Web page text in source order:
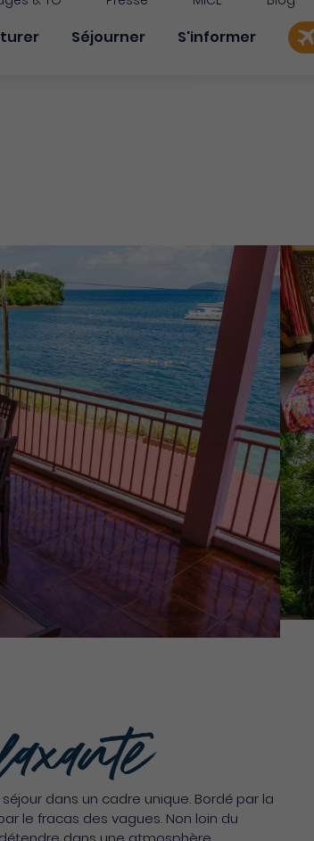
Séjourner S'informer
séjour dans un cadre unique. Bordé par la
le fracas des vagues. Non loin du